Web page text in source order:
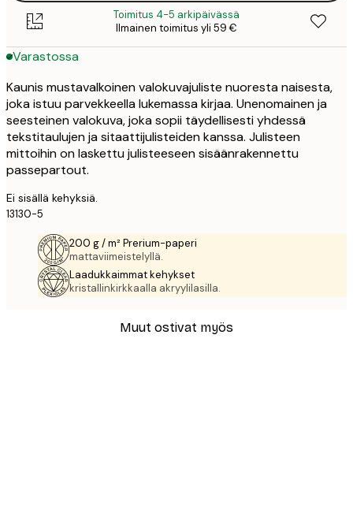
Toimitus 4-5 arkipäivässä
Ilmainen toimitus yli 59 €
Varastossa
Kaunis mustavalkoinen valokuvajuliste nuoresta naisesta,
joka istuu parvekkeella lukemassa kirjaa. Unenomainen ja
seesteinen valokuva, joka sopii täydellisesti yhdessä
tekstitaulujen ja sitaattijulisteiden kanssa. Julisteen
mittoihin on laskettu julisteeseen sisäänrakennettu
passepartout.
Ei sisällä kehyksiä.
13130-5
200 g / m² Prerium-paperi
mattaviimeistelyllä.
Laadukkaimmat kehykset
kristallinkirkkaalla akryylilasilla.
Muut ostivat myös